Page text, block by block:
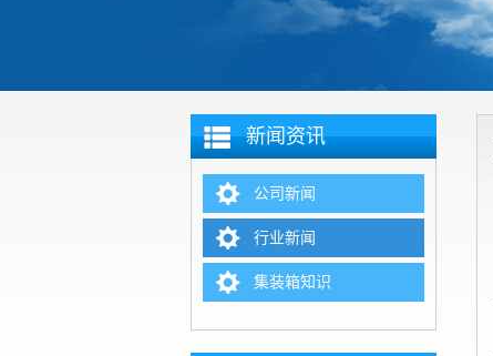
新闻资讯
公司新闻
行业新闻
集装箱知识